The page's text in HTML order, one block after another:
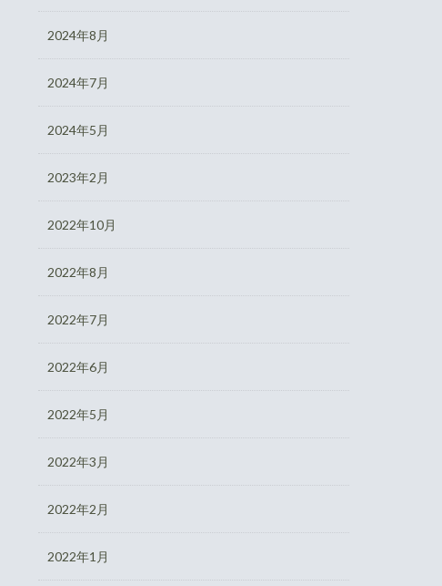
2024年8月
2024年7月
2024年5月
2023年2月
2022年10月
2022年8月
2022年7月
2022年6月
2022年5月
2022年3月
2022年2月
2022年1月